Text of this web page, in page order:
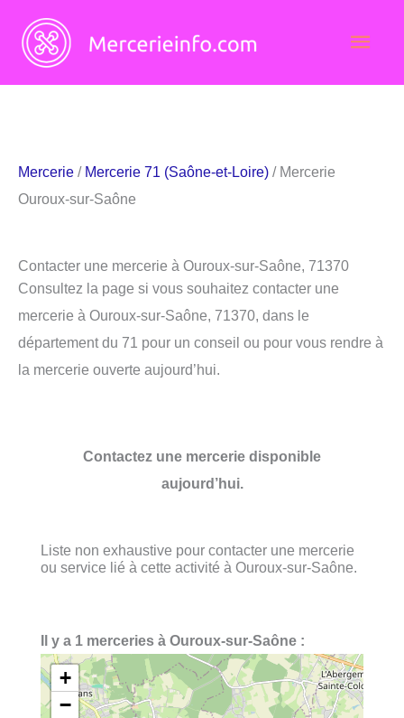
contenu
Mercerie / Mercerie 71 (Saône-et-Loire) / Mercerie
Ouroux-sur-Saône
Contacter une mercerie à Ouroux-sur-Saône, 71370
Consultez la page si vous souhaitez contacter une
mercerie à Ouroux-sur-Saône, 71370, dans le
département du 71 pour un conseil ou pour vous rendre à
la mercerie ouverte aujourd’hui.
Contactez une mercerie disponible
aujourd’hui.
Liste non exhaustive pour contacter une mercerie
ou service lié à cette activité à Ouroux-sur-Saône.
Il y a 1 merceries à Ouroux-sur-Saône :
+
−